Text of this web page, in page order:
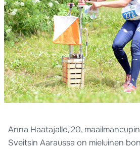
Anna Haatajalle, 20,
Sveitsin Aaraussa on mieluinen